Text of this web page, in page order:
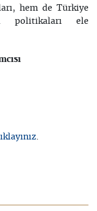
hem de Türkiye
politikaları ele
.